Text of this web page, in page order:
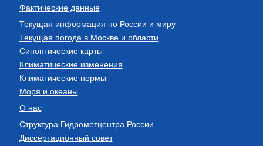
Фактические данные
Текущая информация по России и миру
Текущая погода в Москве и области
Синоптические карты
Климатические изменения
Климатические нормы
Моря и океаны
О нас
Структура Гидрометцентра России
Диссертационный совет